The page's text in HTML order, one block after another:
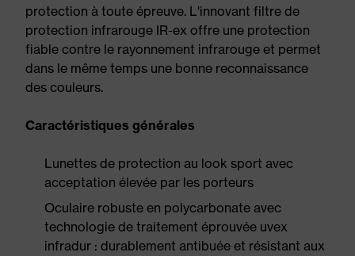
protection à toute épreuve. L'innovant filtre de
protection infrarouge IR-ex offre une protection
fiable contre le rayonnement infrarouge et permet
dans le même temps une bonne reconnaissance
des couleurs.
Caractéristiques générales
Lunettes de protection au look sport avec
acceptation élevée par les porteurs
Oculaire robuste en polycarbonate avec
technologie de traitement éprouvée uvex
infradur : durablement antibuée et résistant aux